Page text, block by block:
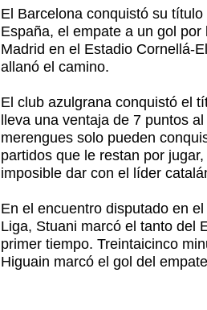
El Barcelona conquistó su
España, el empate a un gol
Madrid en el Estadio Cornellá-
allanó el camino.
El club azulgrana conquistó el
lleva una ventaja de 7 puntos
merengues solo pueden
partidos que le restan por
imposible dar con el líder
En el encuentro disputado en
Liga, Stuani marcó el tanto del
primer tiempo. Treintaicinco
Higuain marcó el gol del